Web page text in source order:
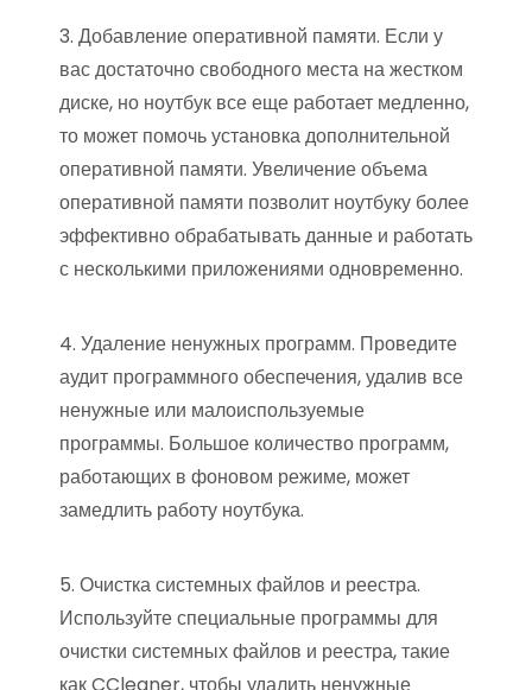
3. Добавление оперативной памяти. Если у
вас достаточно свободного места на жестком
диске, но ноутбук все еще работает медленно,
то может помочь установка дополнительной
оперативной памяти. Увеличение объема
оперативной памяти позволит ноутбуку более
эффективно обрабатывать данные и работать
с несколькими приложениями одновременно.
4. Удаление ненужных программ. Проведите
аудит программного обеспечения, удалив все
ненужные или малоиспользуемые
программы. Большое количество программ,
работающих в фоновом режиме, может
замедлить работу ноутбука.
5. Очистка системных файлов и реестра.
Используйте специальные программы для
очистки системных файлов и реестра, такие